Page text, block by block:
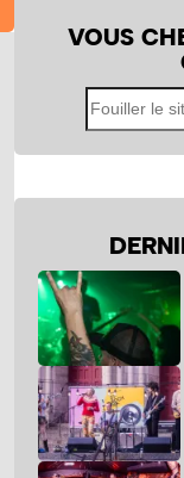
VOUS
Fouiller
le
site